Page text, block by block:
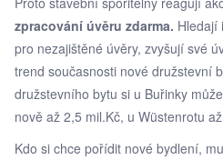
zpracování úvěru zdarma. Hledají
pro nezajištěné úvěry, zvyšují své
trend současnosti nové družstevní
družstevního bytu si u Buřinky
nově až 2,5 mil.Kč, u Wüstenrotu
Kdo si chce pořídit nové bydlení,